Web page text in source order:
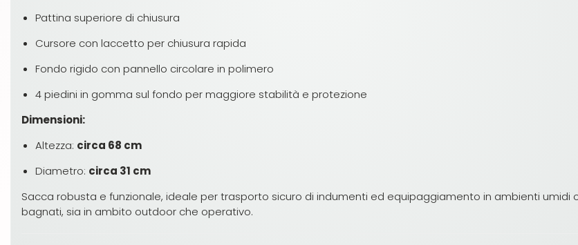
Pattina superiore di chiusura
Cursore con laccetto per chiusura rapida
Fondo rigido con pannello circolare in polimero
4 piedini in gomma sul fondo per maggiore stabilità e protezione
Dimensioni:
Altezza: circa 68 cm
Diametro: circa 31 cm
Sacca robusta e funzionale, ideale per trasporto sicuro di indumenti ed equipaggiamento in ambienti umidi
bagnati, sia in ambito outdoor che operativo.